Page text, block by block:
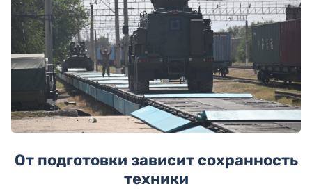
От подготовки зависит сохранность
техники